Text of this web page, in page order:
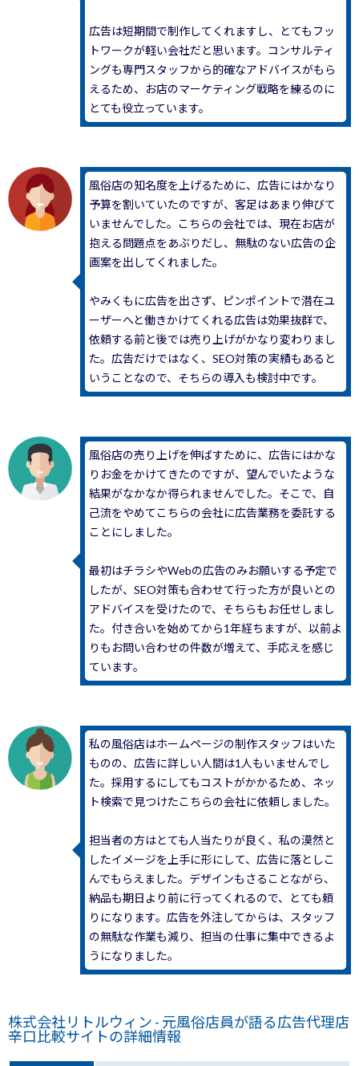
広告は短期間で制作してくれますし、とてもフッ
トワークが軽い会社だと思います。コンサルティ
ングも専門スタッフから的確なアドバイスがもら
えるため、お店のマーケティング戦略を練るのに
とても役立っています。
風俗店の知名度を上げるために、広告にはかなり
予算を割いていたのですが、客足はあまり伸びて
いませんでした。こちらの会社では、現在お店が
抱える問題点をあぶりだし、無駄のない広告の企
画案を出してくれました。
やみくもに広告を出さず、ピンポイントで潜在ユ
ーザーへと働きかけてくれる広告は効果抜群で、
依頼する前と後では売り上げがかなり変わりまし
た。広告だけではなく、SEO対策の実績もあると
いうことなので、そちらの導入も検討中です。
風俗店の売り上げを伸ばすために、広告にはかな
りお金をかけてきたのですが、望んでいたような
結果がなかなか得られませんでした。そこで、自
己流をやめてこちらの会社に広告業務を委託する
ことにしました。
最初はチラシやWebの広告のみお願いする予定で
したが、SEO対策も合わせて行った方が良いとの
アドバイスを受けたので、そちらもお任せしまし
た。付き合いを始めてから1年経ちますが、以前よ
りもお問い合わせの件数が増えて、手応えを感じ
ています。
私の風俗店はホームページの制作スタッフはいた
ものの、広告に詳しい人間は1人もいませんでし
た。採用するにしてもコストがかかるため、ネッ
ト検索で見つけたこちらの会社に依頼しました。
担当者の方はとても人当たりが良く、私の漠然と
したイメージを上手に形にして、広告に落としこ
んでもらえました。デザインもさることながら、
納品も期日より前に行ってくれるので、とても頼
りになります。広告を外注してからは、スタッフ
の無駄な作業も減り、担当の仕事に集中できるよ
うになりました。
株式会社リトルウィン - 元風俗店員が語る広告代理店
辛口比較サイトの詳細情報